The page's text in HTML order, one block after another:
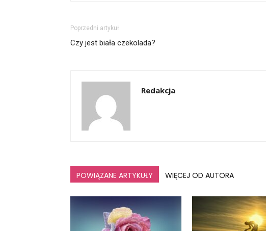
Poprzedni artykuł
Czy jest biała czekolada?
Redakcja
POWIĄZANE ARTYKUŁY WIĘCEJ OD AUTORA